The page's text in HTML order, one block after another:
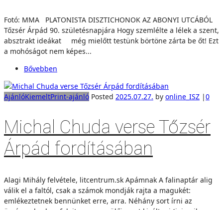
Fotó: MMA PLATONISTA DISZTICHONOK AZ ABONYI UTCÁBÓL
Tőzsér Árpád 90. születésnapjára Hogy szemlélte a lélek a szent,
absztrakt ideákat még mielőtt testünk börtöne zárta be őt! Ezt
a mohóságot nem képes...
Bővebben
AjánlóKiemeltPrint-ajánló Posted 2025.07.27. by online_ISZ |0
Michal Chuda verse Tőzsér
Árpád fordításában
Alagi Mihály felvétele, litcentrum.sk Apámnak A falinaptár alig
válik el a faltól, csak a számok mondják rajta a magukét:
emlékeztetnek bennünket erre, arra. Néhány sort írni az